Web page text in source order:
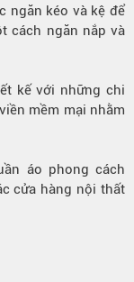
ngăn kéo và kệ để
cách ngăn nắp và
kế với những chi
mềm mại nhằm
áo phong cách
cửa hàng nội thất